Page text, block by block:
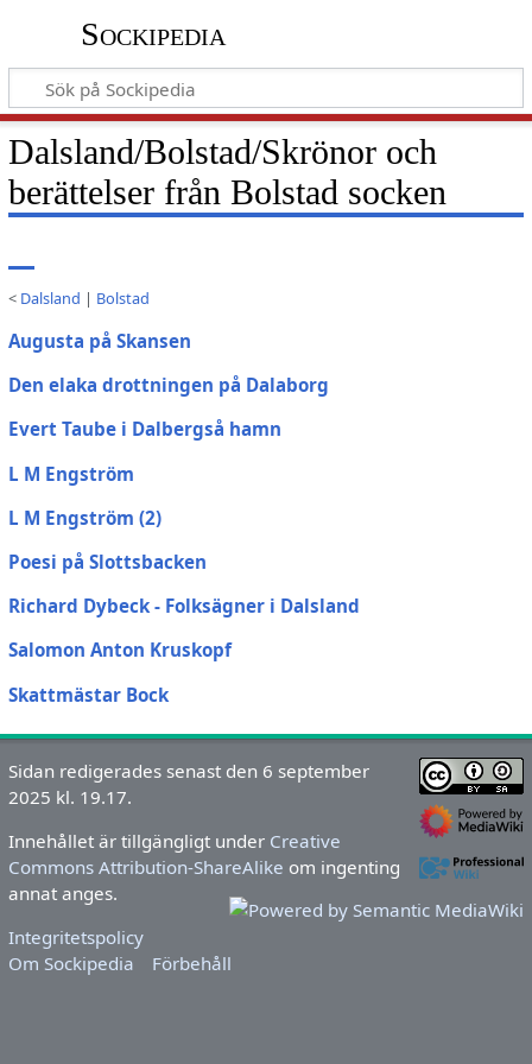
Sockipedia
Dalsland/Bolstad/Skrönor och
berättelser från Bolstad socken
< Dalsland | Bolstad
Augusta på Skansen
Den elaka drottningen på Dalaborg
Evert Taube i Dalbergså hamn
L M Engström
L M Engström (2)
Poesi på Slottsbacken
Richard Dybeck - Folksägner i Dalsland
Salomon Anton Kruskopf
Skattmästar Bock
Sidan redigerades senast den 6 september
2025 kl. 19.17.
Innehållet är tillgängligt under Creative
Commons Attribution-ShareAlike om ingenting
annat anges.
Integritetspolicy
Om Sockipedia
Förbehåll